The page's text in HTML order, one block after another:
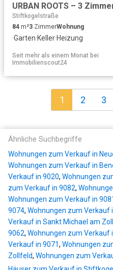
Stiftkogelstraße
84 m²3 ZimmerWohnung
·Garten·Keller·Heizung
Seit mehr als einem Monat bei
Immobilienscout24
1 2 3
Ähnliche Suchbegriffe
Wohnungen zum Verkauf in
Wohnungen zum Verkauf in
Verkauf in 9020, Wohnungen
zum Verkauf in 9082,
Wohnungen zum Verkauf in
9074, Wohnungen zum Verkauf
Verkauf in Sankt Michael am
9062, Wohnungen zum Verkauf
Verkauf in 9071, Wohnungen
Zollfeld, Wohnungen zum